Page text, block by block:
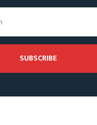
SUBSCRIBE